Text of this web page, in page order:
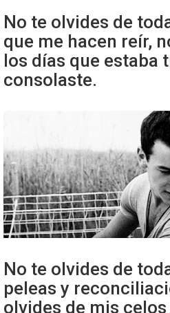
No te olvides de
que me hacen reír,
los días que estaba
consolaste.
No te olvides de
peleas y
olvides de mis